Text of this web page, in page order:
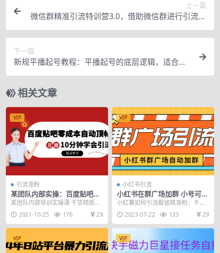
上一篇
微信群精准引流特训营3.0，借助微信群进行引流操
作，打造私域流量池
下一篇
新规平播起号教程：平播起号的底层逻辑，适合当
下的起号方式
相关文章
VIP
引流涨粉
某团队内部实操：百度贴吧零
成本自动顶帖+10分钟学会豆
瓣顶帖引流
某团队内部培训实操课 干货精炼，
无须再花数千元学习！ 《百度贴吧
零成本自动顶帖》...
2021-10-25 176 29
VIP
小红书引流
小红书在群广场加群 小号可批
量操作 可进行引流私域（软件
+教程）
小红薯如何引流截留精准粉，干货
分享 1、项目介绍 小红书引流创业
粉，因为门槛太低...
2023-07-22 133 29
VIP VIP